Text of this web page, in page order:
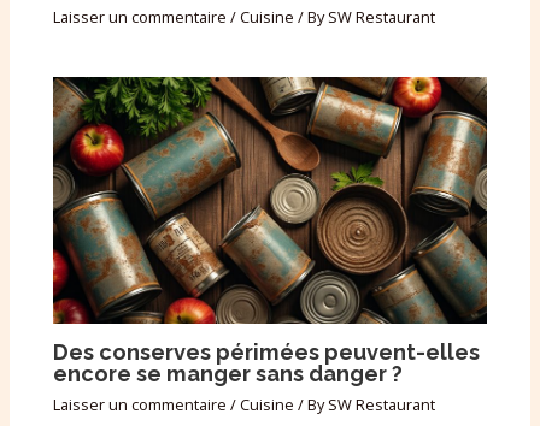
Laisser un commentaire /Cuisine / BySW Restaurant
Des conserves périmées peuvent-elles
encore se manger sans danger ?
Laisser un commentaire /Cuisine / BySW Restaurant